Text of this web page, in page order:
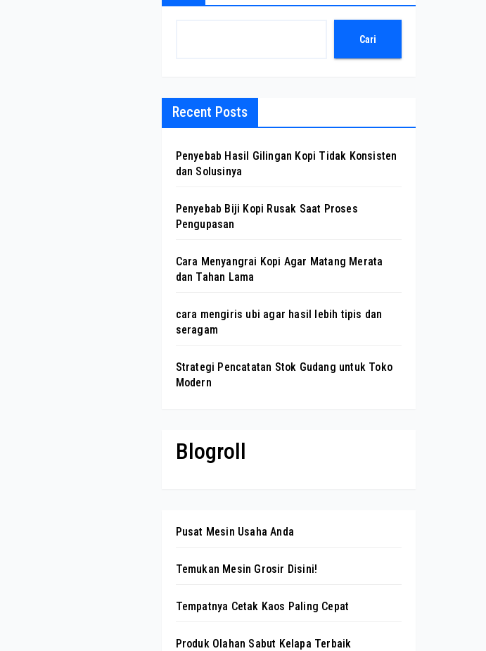
Cari
Recent Posts
Penyebab Hasil Gilingan Kopi Tidak Konsisten
dan Solusinya
Penyebab Biji Kopi Rusak Saat Proses
Pengupasan
Cara Menyangrai Kopi Agar Matang Merata
dan Tahan Lama
cara mengiris ubi agar hasil lebih tipis dan
seragam
Strategi Pencatatan Stok Gudang untuk Toko
Modern
Blogroll
Pusat Mesin Usaha Anda
Temukan Mesin Grosir Disini!
Tempatnya Cetak Kaos Paling Cepat
Produk Olahan Sabut Kelapa Terbaik